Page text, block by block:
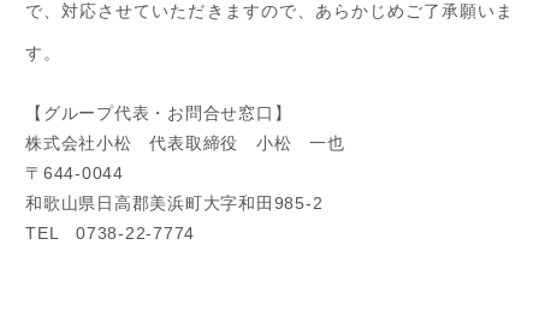
で、対応させていただきますので、あらかじめご了承願いま
す。
【グループ代表・お問合せ窓口】
株式会社小松 代表取締役 小松 一也
〒644-0044
和歌山県日高郡美浜町大字和田985-2
TEL 0738-22-7774